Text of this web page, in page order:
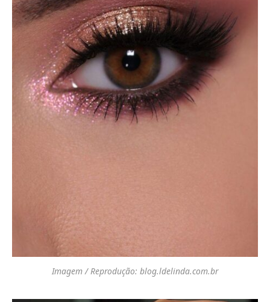
Imagem / Reprodução: blog.ldelinda.com.br